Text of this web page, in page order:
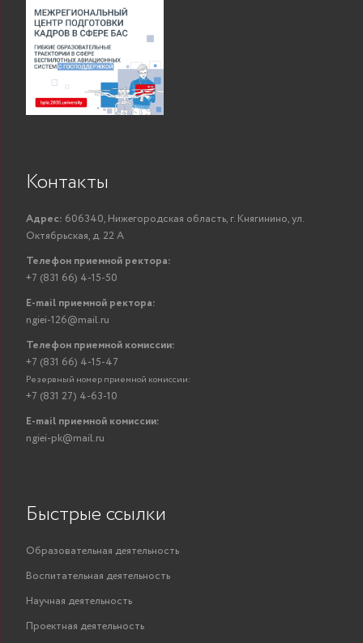
Контакты
Адрес: 606340, Нижегородская область, г. Княгинино, ул.
Октябрьская, д. 22 А
Телефон приемной ректора:
+7 (831 66) 4-15-50
E-mail приемной ректора:
ngiei-126@mail.ru
Телефон приемной комиссии:
+7 (831 66) 4-15-47
Резервный номер приемной комиссии:
+7 (831 27) 4-63-10
E-mail приемной комиссии:
ngiei-pk@mail.ru
Быстрые ссылки
Образовательная деятельность
Воспитательная деятельность
Научная деятельность
Проектная деятельность